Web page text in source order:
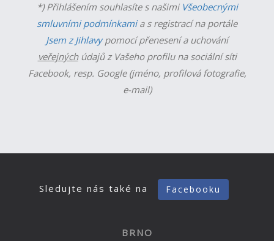
*) Přihlášením souhlasíte s našimi Všeobecnými
smluvními podmínkamia s registrací na portále
Jsem z Jihlavypomocí přenesení a uchování
veřejnýchúdajů z Vašeho profilu na sociální síti
Facebook, resp. Google (jméno, profilová fotografie,
e-mail)
Sledujte nás také na Facebooku
BRNO